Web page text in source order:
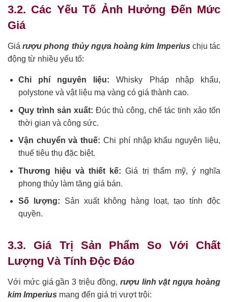
3.2. Các Yếu Tố Ảnh Hưởng Đến Mức
Giá
Giárượu phong thủy ngựa hoàng kim Imperius chịu tác
động từ nhiều yếu tố:
Chi phí nguyên liệu: Whisky Pháp nhập khẩu,
polystone và vật liệu mạ vàng có giá thành cao.
Quy trình sản xuất: Đúc thủ công, chế tác tinh xảo tốn
thời gian và công sức.
Vận chuyển và thuế: Chi phí nhập khẩu nguyên liệu,
thuế tiêu thụ đặc biệt.
Thương hiệu và thiết kế: Giá trị thẩm mỹ, ý nghĩa
phong thủy làm tăng giá bán.
Số lượng: Sản xuất không hàng loạt, tạo tính độc
quyền.
3.3. Giá Trị Sản Phẩm So Với Chất
Lượng Và Tính Độc Đáo
Với mức giá gần 3 triệu đồng, rượu linh vật ngựa hoàng
kim Imperius mang đến giá trị vượt trội: